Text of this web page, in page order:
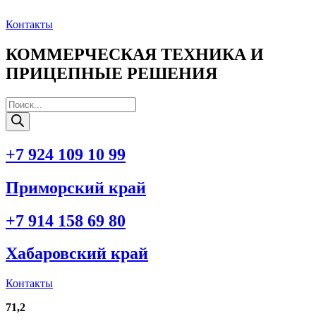
к
Контакты
КОММЕРЧЕСКАЯ ТЕХНИКА И
ПРИЦЕПНЫЕ РЕШЕНИЯ
Поиск
товаров
+7 924 109 10 99
Приморский край
+7 914 158 69 80
Хабаровский край
Контакты
71,2